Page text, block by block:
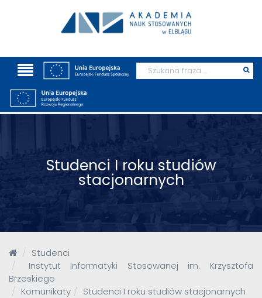
Wyszukaj
Studenci I roku studiów
stacjonarnych
Studenci
Instytut Informatyki Stosowanej im. Krzysztofa
Brzeskiego
Komunikaty
Studenci I roku studiów stacjonarnych